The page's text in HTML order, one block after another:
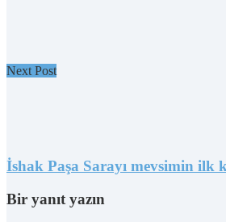
Next Post
İshak Paşa Sarayı mevsimin ilk
Bir yanıt yazın